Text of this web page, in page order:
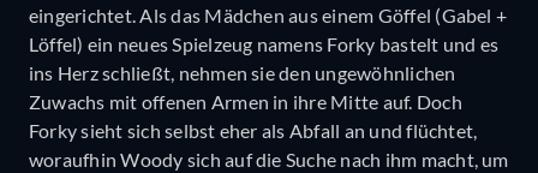
eingerichtet. Als das Mädchen aus einem Göffel (Gabel +
Löffel) ein neues Spielzeug namens Forky bastelt und es
ins Herz schließt, nehmen sie den ungewöhnlichen
Zuwachs mit offenen Armen in ihre Mitte auf. Doch
Forky sieht sich selbst eher als Abfall an und flüchtet,
woraufhin Woody sich auf die Suche nach ihm macht, um